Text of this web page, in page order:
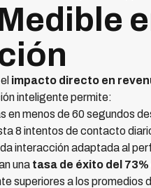
impacto directo en
inteligente permite:
en menos de 60 segundos
8 intentos de contacto
interacción adaptada al
una tasa de éxito del
superiores a los